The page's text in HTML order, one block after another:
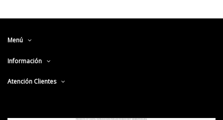
Menú
Información
Atención Clientes